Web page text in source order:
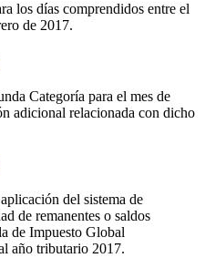
los días comprendidos entre el
de 2017.
Categoría para el mes de
adicional relacionada con dicho
del sistema de
de remanentes o saldos
de Impuesto Global
año tributario 2017.